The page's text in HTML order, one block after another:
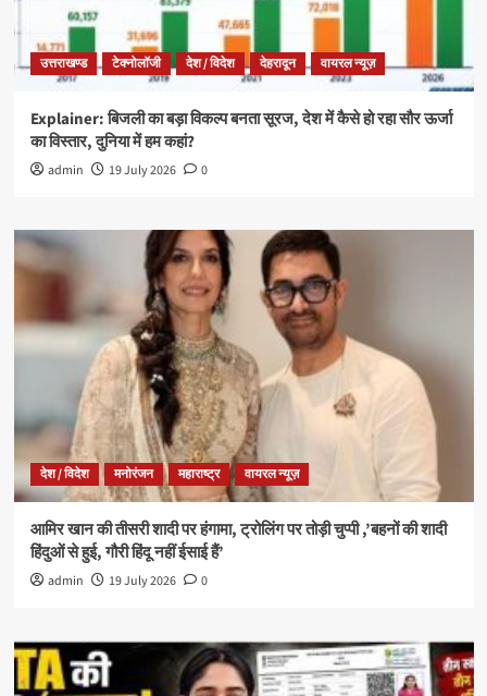
उत्तराखण्ड टेक्नोलॉजी देश / विदेश देहरादून वायरल न्यूज़
Explainer: बिजली का बड़ा विकल्प बनता सूरज, देश में कैसे हो रहा सौर ऊर्जा
का विस्तार, दुनिया में हम कहां?
admin 19 July 2026 0
देश / विदेश मनोरंजन महाराष्ट्र वायरल न्यूज़
आमिर खान की तीसरी शादी पर हंगामा, ट्रोलिंग पर तोड़ी चुप्पी ,’बहनों की शादी
हिंदुओं से हुई, गौरी हिंदू नहीं ईसाई हैं’
admin 19 July 2026 0